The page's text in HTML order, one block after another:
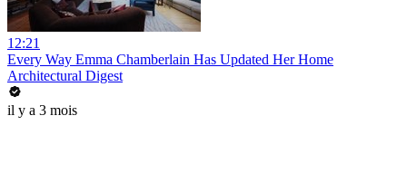
12:21
Every Way Emma Chamberlain Has Updated Her Home
Architectural Digest
il y a 3 mois